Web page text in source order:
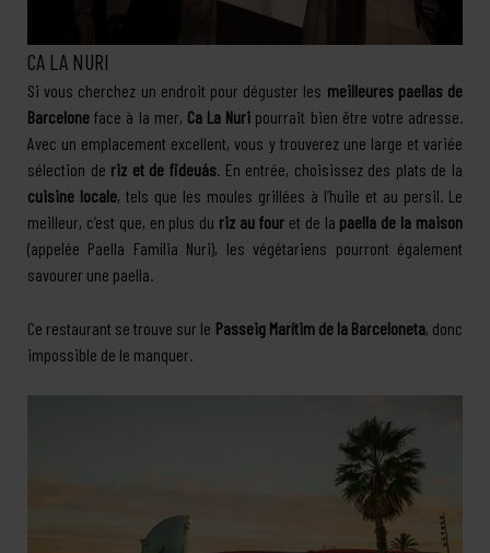
CA LA NURI
Si vous cherchez un endroit pour déguster les meilleures paellas de
Barcelone face à la mer, Ca La Nuri pourrait bien être votre adresse.
Avec un emplacement excellent, vous y trouverez une large et variée
sélection de riz et de fideuás. En entrée, choisissez des plats de la
cuisine locale, tels que les moules grillées à l’huile et au persil. Le
meilleur, c’est que, en plus du riz au fouret de la paella de la maison
(appelée Paella Família Nuri), les végétariens pourront également
savourer une paella.
Ce restaurant se trouve sur le Passeig Marítim de la Barceloneta, donc
impossible de le manquer.